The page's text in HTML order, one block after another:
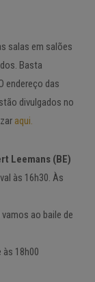
salas em salões
Basta
endereço das
divulgados no
aqui.
Leemans (BE)
às 16h30. Às
ao baile de
às 18h00